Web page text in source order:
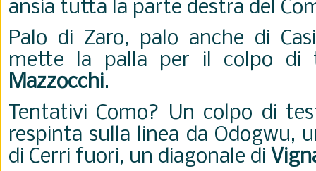
ansia tutta la parte destra del
Palo di Zaro, palo anche di
mette la palla per il colpo di
Mazzocchi.
Tentativi Como? Un colpo di
respinta sulla linea da Odogwu,
di Cerri fuori, un diagonale di